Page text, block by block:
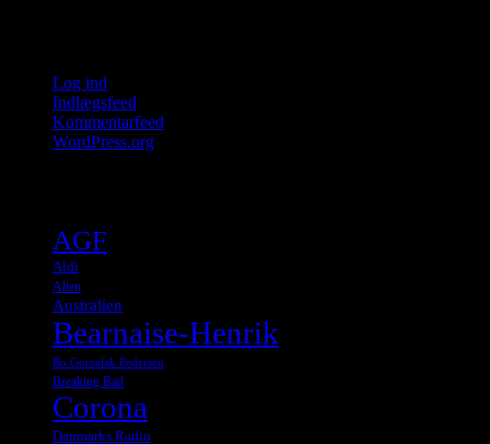
Log ind
Indlægsfeed
Kommentarfeed
WordPress.org
AGF
Aldi
Alien
Australien
Bearnaise-Henrik
Bo Gorzelak Pedersen
Breaking Bad
Corona
Danmarks Radio